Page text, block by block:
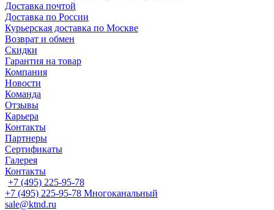
Доставка почтой
Доставка по России
Курьерская доставка по Москве
Возврат и обмен
Скидки
Гарантия на товар
Компания
Новости
Команда
Отзывы
Карьера
Контакты
Партнеры
Сертификаты
Галерея
Контакты
+7 (495) 225-95-78
+7 (495) 225-95-78 Многоканальный
sale@ktnd.ru